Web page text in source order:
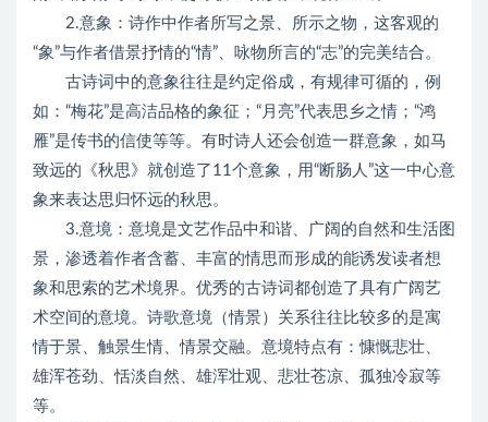
2.意象：诗作中作者所写之景、所示之物，这客观的
“象”与作者借景抒情的“情”、咏物所言的“志”的完美结合。
古诗词中的意象往往是约定俗成，有规律可循的，例
如：“梅花”是高洁品格的象征；“月亮”代表思乡之情；“鸿
雁”是传书的信使等等。有时诗人还会创造一群意象，如马
致远的《秋思》就创造了11个意象，用“断肠人”这一中心意
象来表达思归怀远的秋思。
3.意境：意境是文艺作品中和谐、广阔的自然和生活图
景，渗透着作者含蓄、丰富的情思而形成的能诱发读者想
象和思索的艺术境界。优秀的古诗词都创造了具有广阔艺
术空间的意境。诗歌意境（情景）关系往往比较多的是寓
情于景、触景生情、情景交融。意境特点有：慷慨悲壮、
雄浑苍劲、恬淡自然、雄浑壮观、悲壮苍凉、孤独冷寂等
等。